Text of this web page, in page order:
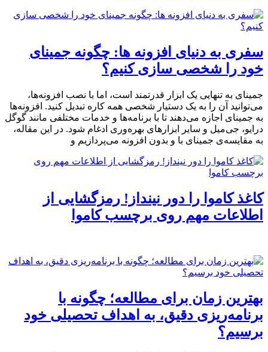
سفری به دنیای افزونه‌ ها: چگونه جمینای
خود را شخصی‌ سازی کنیم؟
جمینای به تنهایی یک ابزار قدرتمند است، اما با نصب افزونه‌ها،
می‌توانید آن را به یک دستیار شخصی همه کاره تبدیل کنید. افزونه‌ها
به جمینای اجازه می‌دهند تا با برنامه‌ها و خدمات مختلفی مانند گوگل
درایو، جی‌میل و سایر ابزارهای بهره‌وری ادغام شود. در این مقاله،
به مقایسه‌ی جمینای با و بدون افزونه می‌پردازیم و
کاغذ کاموا را دور نینداز! رمزگشایی از
اطلاعات مهم روی برچسب کاموا
بهترین زمان برای مطالعه؛ چگونه با
برنامه‌ریزی دقیق، به اهداف تحصیلی خود
برسیم؟